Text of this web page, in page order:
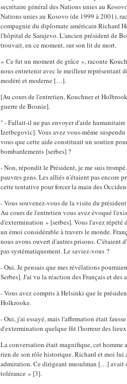
secrétaire général des Nations unies au
Nations unies au Kosovo (de 1999 à 2001),
compagnie du diplomate américain Richard
l'hôpital de Sarajevo. L'ancien président de
trouvait, en ce moment, sur son lit de mort.
« Ce fut un moment de grâce », raconte
nous entretenir avec le meilleur représentant
modéré et moderne […].
[Au cours de l'entretien, Kouchner et
guerre de Bosnie].
" - Fallait-il ne pas envoyer d'aide
Izetbegovic]. Vous avez vous-même
vous que cette aide constituait un soutien
bombardements [serbes] ?
- Non, répondit le Président, je me suis
pauvres gens. Les alliés n'étaient pas encore
cette tentative pour forcer la main des
- Vous souvenez-vous de la visite du
Au cours de l'entretien vous avez évoqué
d'extermination » [serbes]. Vous l'avez
un émoi considérable à travers le monde.
nous avons ouvert d'autres prisons.
pas systématiquement. Le saviez-vous ?
- Oui. Je pensais que mes révélations
Serbes]. J'ai vu la réaction des Français et
- Vous avez compris à Helsinki que le
Holkrooke.
- Oui, j'ai essayé, mais l'affirmation était
d'extermination quelque fût l'horreur des
La conversation était magnifique, cet homme
rien de son rôle historique. Richard et moi lui
admiration. Ce dirigeant musulman […] avait
tolérance » [3].